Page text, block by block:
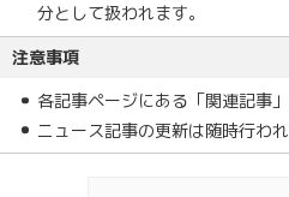
分として扱われます。
注意事項
各記事ページにある「関連記事
ニュース記事の更新は随時行われ